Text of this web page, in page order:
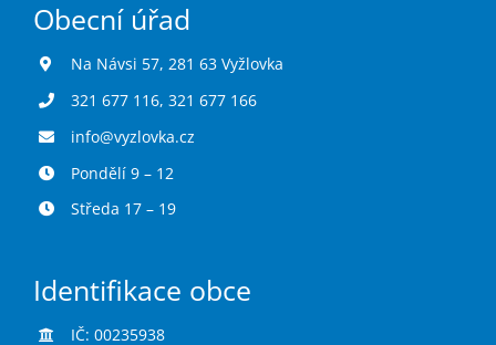
Obecní úřad
Na Návsi 57, 281 63 Vyžlovka
321 677 116, 321 677 166
info@vyzlovka.cz
Pondělí 9 – 12
Středa 17 – 19
Identifikace obce
IČ: 00235938